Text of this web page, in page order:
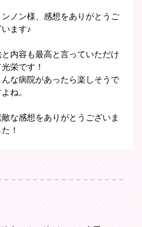
ンノン様、感想をありがとうご
います♪
と内容も最高と言っていただけ
栄です！
んな病院があったら楽しそうで
ね。
敵な感想をありがとうございま
た！